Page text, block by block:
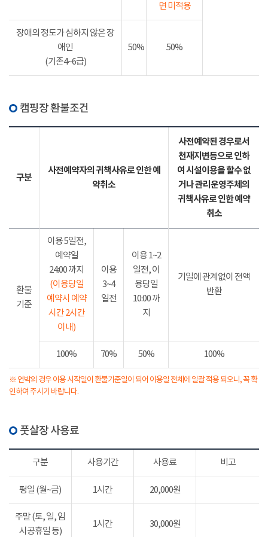
면 미적용
장애의 정도가 심하지 않은 장
애인
(기존4~6급)
50% 50%
캠핑장 환불조건
구분
사전예약자의 귀책사유로 인한 예
약취소
사전예약된 경우로서
천재지변등으로 인하
여 시설이용을 할수 없
거나 관리운영주체의
귀책사유로 인한 예약
취소
환불
기준
이용 5일전,
예약일
24:00 까지
(이용당일
예약시 예약
시간 2시간
이내)
이용
3~4
일전
이용 1~2
일전, 이
용당일
10:00 까
지
기일에 관계없이 전액
반환
100% 70% 50% 100%
※ 연박의 경우 이용 시작일이 환불기준일이 되어 이용일 전체에 일괄 적용 되오니, 꼭 확
인하여 주시기 바랍니다.
풋살장 사용료
구분 사용기간 사용료 비고
평일 (월~금) 1시간 20,000원
주말 (토, 일, 임
시공휴일 등)
1시간 30,000원